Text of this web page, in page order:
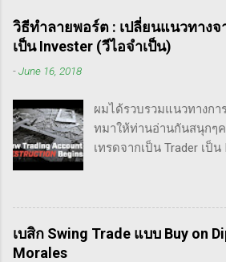
วิธีทำลายพอร์ต : เปลี่ยนแนวทางจ
เป็น Invester (วีไอจำเป็น)
-June 16, 2018
ผมได้รวบรวมแนวทางกา
ทมาให้ท่านอ่านกันสนุกๆ
เทรดจากเป็น Trader เป็
เป็น Trader แล้วต่อมาก็
Invester ไปซะงั้น เผื่อใค
ลักษณะการเทรดที่ ไม่ถือ
เวลาหนึ่ง ที่สำคัญความเป็
เบสิก Swing Trade แบบ Buy on
Morales